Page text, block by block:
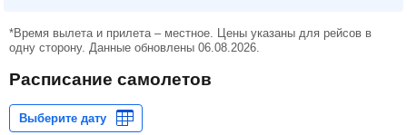
*Время вылета и прилета – местное. Цены указаны для рейсов в
одну сторону. Данные обновлены 06.08.2026.
Расписание самолетов